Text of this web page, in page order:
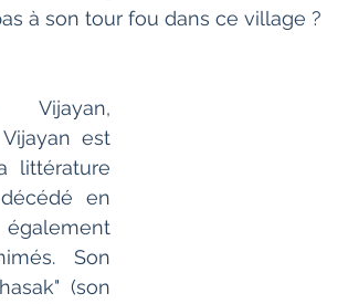
à son tour fou dans ce village ?
Vijayan,
est
littérature
en
Son
(son